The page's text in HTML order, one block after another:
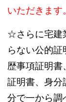
いただきます
☆さらに宅建
らない公的
歴事項証明書
証明書、身分
分で一から調